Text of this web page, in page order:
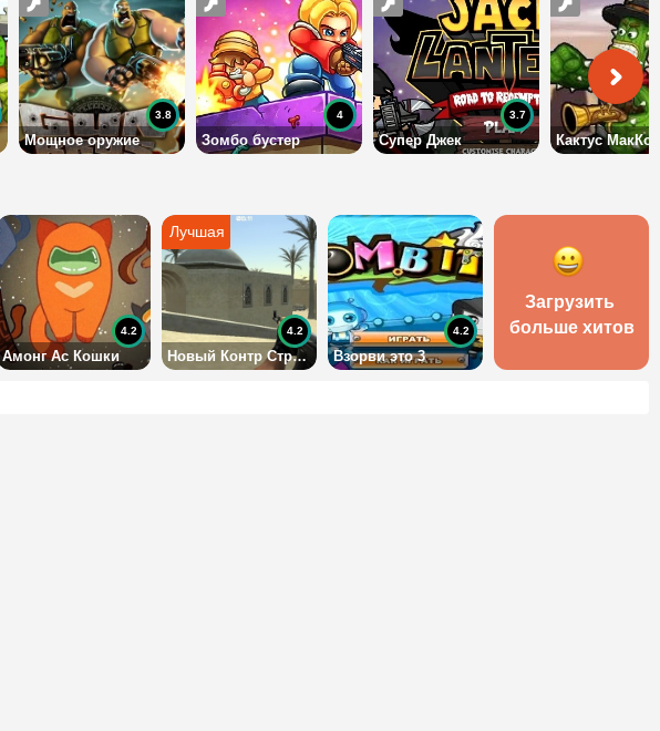
Мощное оружие
3.8
Зомбо бустер
4
Супер Джек
3.7
Кактус
Амонг Ас Кошки
4.2
Новый Контр Страйк 3Д
4.2
Взорви это 3
4.2
Загрузить
больше хитов